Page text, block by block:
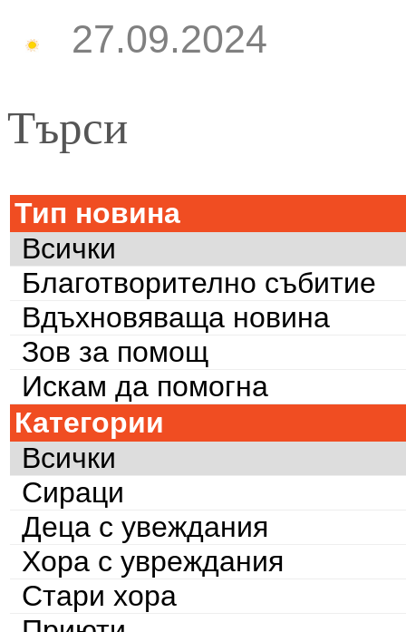
27.09.2024
Търси
Тип новина
Всички
Благотворително събитие
Вдъхновяваща новина
Зов за помощ
Искам да помогна
Категории
Всички
Сираци
Деца с увеждания
Хора с увреждания
Стари хора